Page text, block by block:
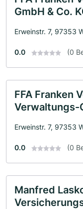
GmbH & Co.
Erweinstr. 7, 97353
0.0 (0
FFA Franken
Verwaltungs-
Erweinstr. 7, 97353
0.0 (0
Manfred